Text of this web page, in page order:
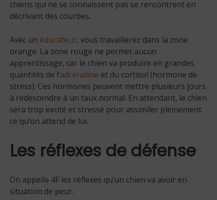
chiens qui ne se connaissent pas se rencontrent en
décrivant des courbes.
Avec un éducateur, vous travaillerez dans la zone
orange. La zone rouge ne permet aucun
apprentissage, car le chien va produire en grandes
quantités de l’adrénaline et du cortisol (hormone de
stress). Ces hormones peuvent mettre plusieurs jours
à redescendre à un taux normal. En attendant, le chien
sera trop excité et stressé pour assimiler pleinement
ce qu’on attend de lui.
Les réflexes de défense
On appelle 4F les réflexes qu’un chien va avoir en
situation de peur.